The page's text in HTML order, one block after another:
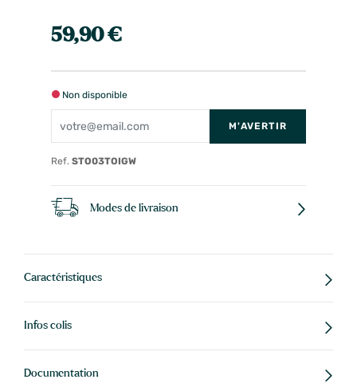
59,90 €
Non disponible
M'AVERTIR
Ref. STO03TOIGW
Modes de livraison
Caractéristiques
Infos colis
Documentation